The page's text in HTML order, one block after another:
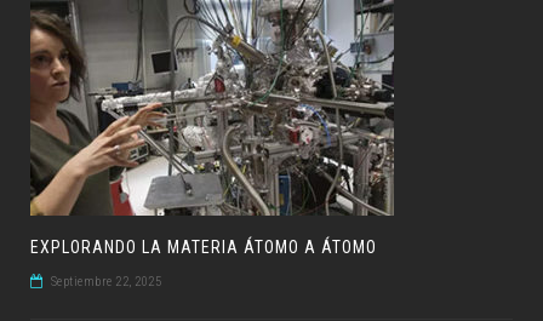
EXPLORANDO LA MATERIA ÁTOMO A ÁTOMO
Septiembre 22, 2025